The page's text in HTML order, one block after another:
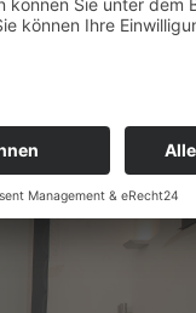
stellten innovative
beitragen. Mit einem
für die
und Innovation